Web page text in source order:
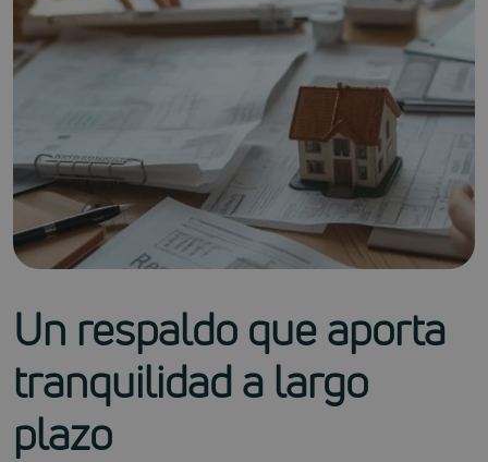
Un respaldo que aporta
tranquilidad a largo
plazo